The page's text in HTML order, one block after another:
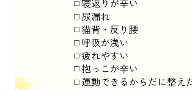
助産師の骨盤軸整体
美容レーザー レーザー脱毛
マタニティクラス